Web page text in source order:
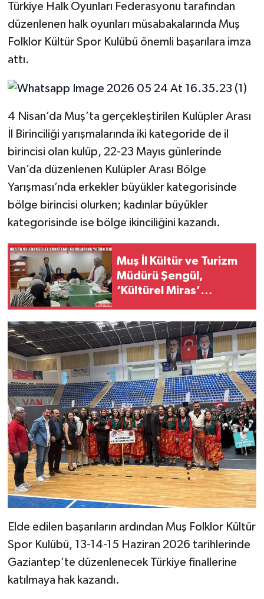
Türkiye Halk Oyunları Federasyonu tarafından
düzenlenen halk oyunları müsabakalarında Muş
Folklor Kültür Spor Kulübü önemli başarılara imza
attı.
4 Nisan’da Muş’ta gerçekleştirilen Kulüpler Arası
İl Birinciliği yarışmalarında iki kategoride de il
birincisi olan kulüp, 22-23 Mayıs günlerinde
Van’da düzenlenen Kulüpler Arası Bölge
Yarışması’nda erkekler büyükler kategorisinde
bölge birincisi olurken; kadınlar büyükler
kategorisinde ise bölge ikinciliğini kazandı.
Muş İl Kültür ve Turizm
Müdürü Şengül,
‘Kültürel Miras’
Elde edilen başarıların ardından Muş Folklor Kültür
Spor Kulübü, 13-14-15 Haziran 2026 tarihlerinde
Gaziantep’te düzenlenecek Türkiye finallerine
katılmaya hak kazandı.